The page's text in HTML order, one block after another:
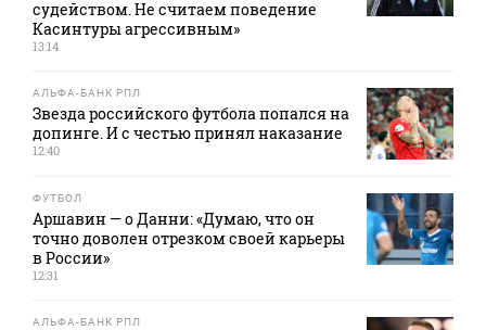
судейством. Не считаем поведение
Касинтуры агрессивным»
13:14
АЛЬФА-БАНК РПЛ
Звезда российского футбола попался на
допинге. И с честью принял наказание
12:40
ФУТБОЛ
Аршавин — о Данни: «Думаю, что он
точно доволен отрезком своей карьеры
в России»
12:31
АЛЬФА-БАНК РПЛ